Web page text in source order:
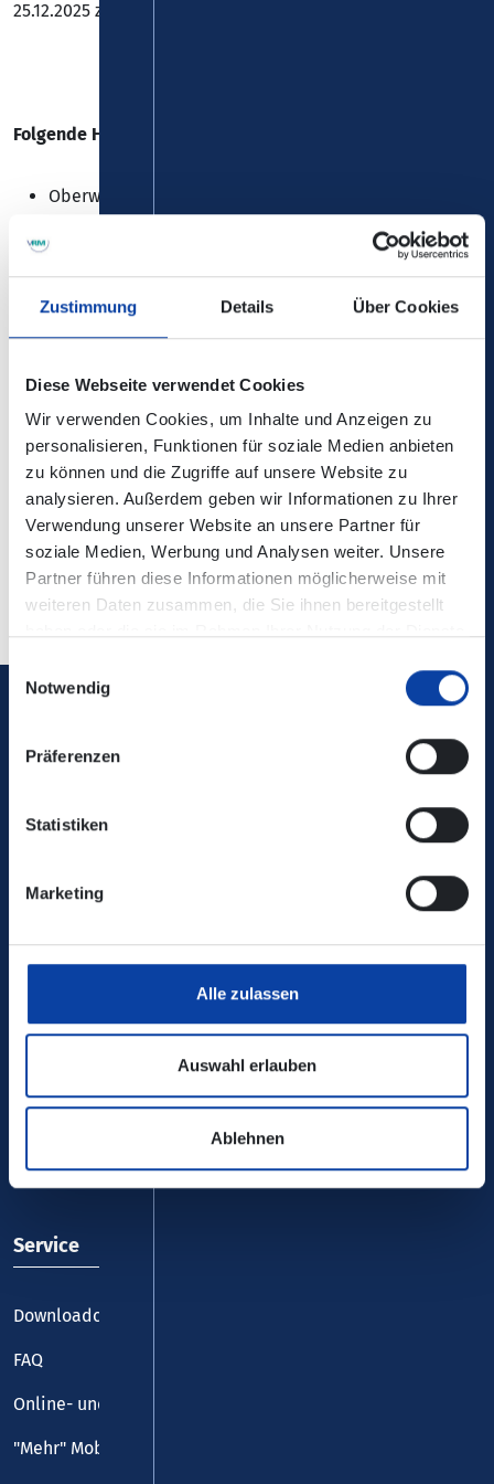
Zustimmung Details Über Cookies
Diese Webseite verwendet Cookies
Wir verwenden Cookies, um Inhalte und Anzeigen zu
personalisieren, Funktionen für soziale Medien anbieten
zu können und die Zugriffe auf unsere Website zu
analysieren. Außerdem geben wir Informationen zu Ihrer
Verwendung unserer Website an unsere Partner für
soziale Medien, Werbung und Analysen weiter. Unsere
Partner führen diese Informationen möglicherweise mit
weiteren Daten zusammen, die Sie ihnen bereitgestellt
Einwilligungsauswahl
Notwendig
Präferenzen
Statistiken
Marketing
Alle zulassen
Auswahl erlauben
Ablehnen
25.12.2025 zu Einschränkungen bei den
Folgende Haltestelle kann nicht bedient werden:
Oberwesel, "Hardtweg"
Ersatzhaltestelle:
Verbindungsauskunft enthalten!
Kontaktdaten: Verkehrsmeldungen - Stemmler Bus
Zurück
kostenfrei täglich 8 - 20 Uhr
Ihr Kontakt zu uns
Service
Downloadcenter
FAQ
Online- und Handy-Tickets
"Mehr" Mobilität